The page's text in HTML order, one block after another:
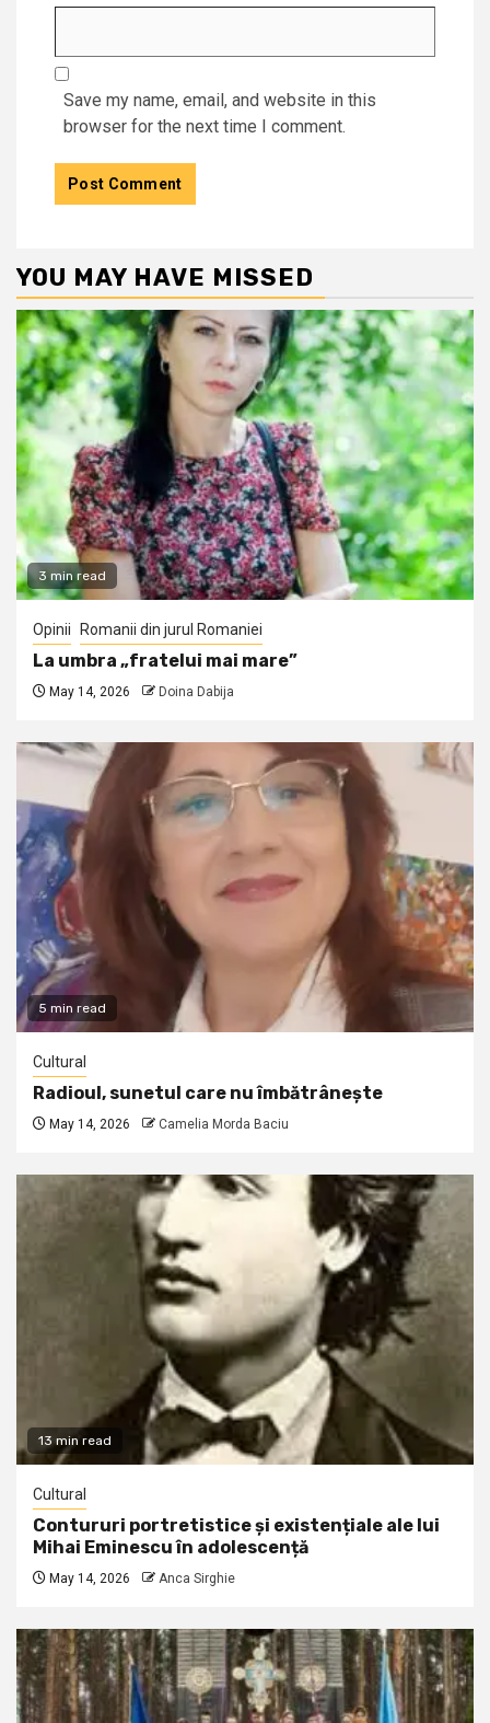
Save my name, email, and website in this
browser for the next time I comment.
YOU MAY HAVE MISSED
3 min read
Opinii Romanii din jurul Romaniei
La umbra „fratelui mai mare”
May 14, 2026 Doina Dabija
5 min read
Cultural
Radioul, sunetul care nu îmbătrânește
May 14, 2026 Camelia Morda Baciu
13 min read
Cultural
Contururi portretistice și existențiale ale lui
Mihai Eminescu în adolescență
May 14, 2026 Anca Sirghie